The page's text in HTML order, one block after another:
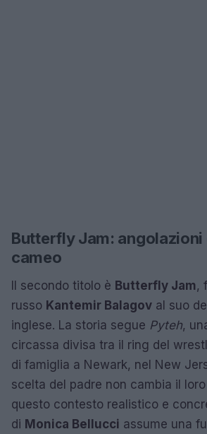
Butterfly Jam: angolazioni
cameo
Il secondo titolo è Butterfly Jam,
russo Kantemir Balagov al suo
inglese. La storia segue Pyteh,
circassa divisa tra il ring del
di famiglia a Newark, nel New
scelta del padre non cambia il
questo contesto realistico e
di Monica Bellucci assume una